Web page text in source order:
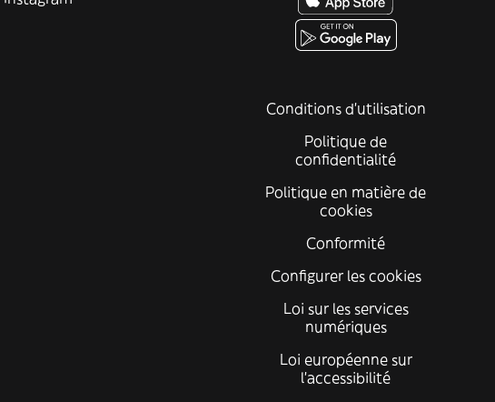
Conditions d'utilisation
Politique de
confidentialité
Politique en matière de
cookies
Conformité
Configurer les cookies
Loi sur les services
numériques
Loi européenne sur
l’accessibilité